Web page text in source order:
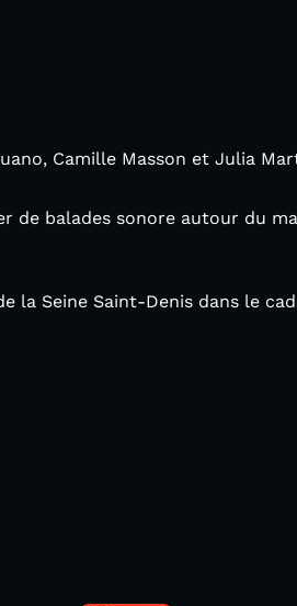
Camille Masson et Julia
de balades sonore autour du
la Seine Saint-Denis dans le